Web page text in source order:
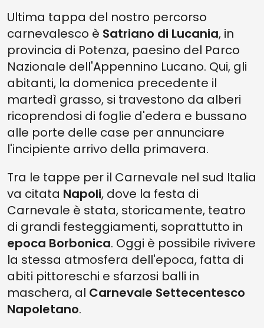
Ultima tappa del nostro percorso
carnevalesco è Satriano di Lucania, in
provincia di Potenza, paesino del Parco
Nazionale dell'Appennino Lucano. Qui, gli
abitanti, la domenica precedente il
martedì grasso, si travestono da alberi
ricoprendosi di foglie d'edera e bussano
alle porte delle case per annunciare
l'incipiente arrivo della primavera.
Tra le tappe per il Carnevale nel sud Italia
va citata Napoli, dove la festa di
Carnevale è stata, storicamente, teatro
di grandi festeggiamenti, soprattutto in
epoca Borbonica. Oggi è possibile rivivere
la stessa atmosfera dell'epoca, fatta di
abiti pittoreschi e sfarzosi balli in
maschera, al Carnevale Settecentesco
Napoletano.